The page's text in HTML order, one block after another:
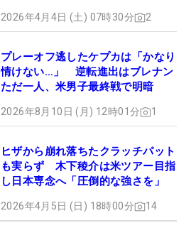
2026年4月4日 (土) 07時30分 2
プレーオフ逃したケプカは「かなり
情けない…」 逆転進出はブレナン
ただ一人、米男子最終戦で明暗
2026年8月10日 (月) 12時01分 1
ヒザから崩れ落ちたクラッチパット
も実らず 木下稜介は米ツアー目指
し日本専念へ「圧倒的な強さを」
2026年4月5日 (日) 18時00分 14